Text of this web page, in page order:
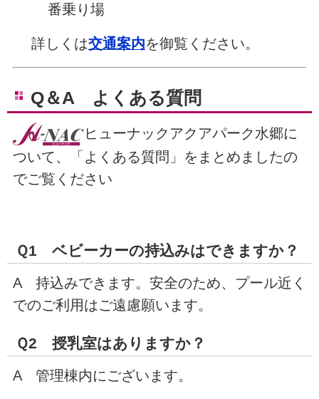
番乗り場
詳しくは交通案内を御覧ください。
Q＆A よくある質問
ヒューナックアクアパーク水郷に
ついて、「よくある質問」をまとめましたの
でご覧ください
Ｑ1 ベビーカーの持込みはできますか？
A 持込みできます。安全のため、プール近く
でのご利用はご遠慮願います。
Ｑ2 授乳室はありますか？
A 管理棟内にございます。